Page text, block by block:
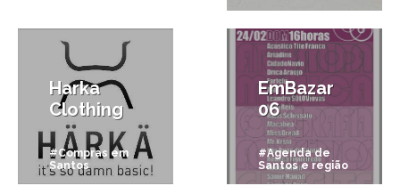
Harka
Clothing
#Compras em
Santos
10/02/2013
EmBazar
06
#Agenda de
Santos e região
11/01/2013 19/12/2012